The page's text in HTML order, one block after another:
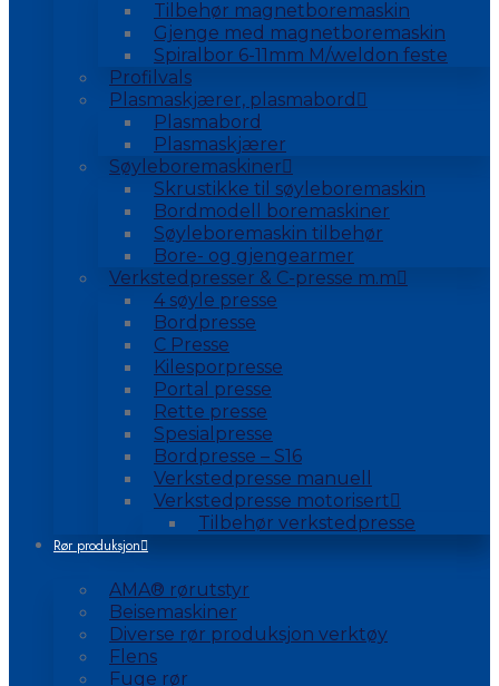
Tilbehør magnetboremaskin
Gjenge med magnetboremaskin
Spiralbor 6-11mm M/weldon feste
Profilvals
Plasmaskjærer, plasmabord
Plasmabord
Plasmaskjærer
Søyleboremaskiner
Skrustikke til søyleboremaskin
Bordmodell boremaskiner
Søyleboremaskin tilbehør
Bore- og gjengearmer
Verkstedpresser & C-presse m.m
4 søyle presse
Bordpresse
C Presse
Kilesporpresse
Portal presse
Rette presse
Spesialpresse
Bordpresse – S16
Verkstedpresse manuell
Verkstedpresse motorisert
Tilbehør verkstedpresse
Rør produksjon
AMA® rørutstyr
Beisemaskiner
Diverse rør produksjon verktøy
Flens
Fuge rør